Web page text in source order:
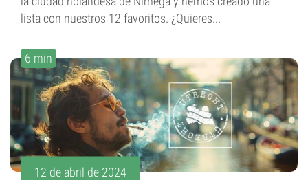
lista con nuestros 12 favoritos. ¿Quieres...
6 min
12 de abril de 2024